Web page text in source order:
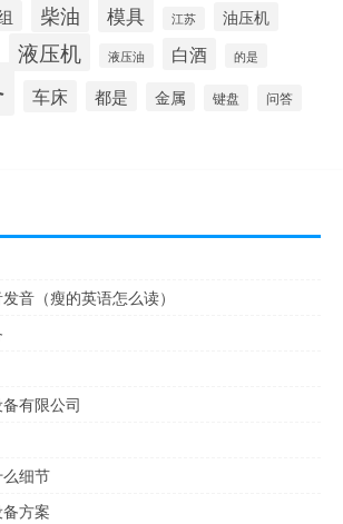
柴油 模具 江苏
油压机
液压机 液压油 白酒 的是
车床 都是 金属 键盘 问答
音（瘦的英语怎么读）
有限公司
细节
方案